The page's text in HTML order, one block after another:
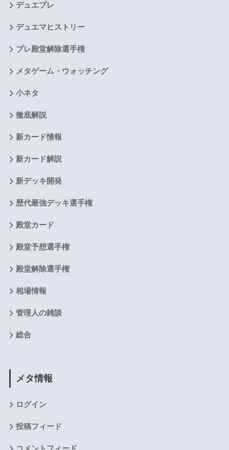
デュエプレ
デュエマヒストリー
プレ殿堂解除選手権
メタゲーム・ウォッチング
小ネタ
徹底解説
新カード情報
新カード解説
新デッキ開発
歴代最強デッキ選手権
殿堂カード
殿堂予想選手権
殿堂解除選手権
相場情報
管理人の雑談
総合
メタ情報
ログイン
投稿フィード